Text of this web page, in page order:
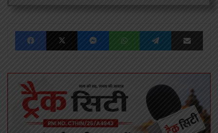
FacebookX MessengerWhatsAppTelegram Share via Email